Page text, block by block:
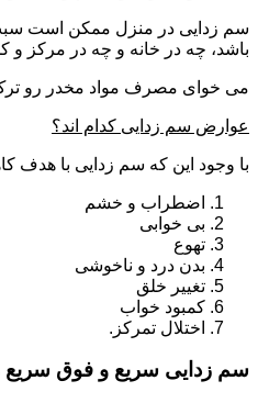
سم زدایی در منزل ممکن است
باشد، چه در خانه و چه در مرکز
می خوای مصرف مواد مخدر رو
عوارض سم زدایی کدام اند؟
با وجود این که سم زدایی با هدف
اضطراب و خشم
بی خوابی
تهوع
بدن درد و ناخوشی
تغییر خلق
کمبود خواب
اختلال تمرکز.
سم زدایی سریع و فوق سریع